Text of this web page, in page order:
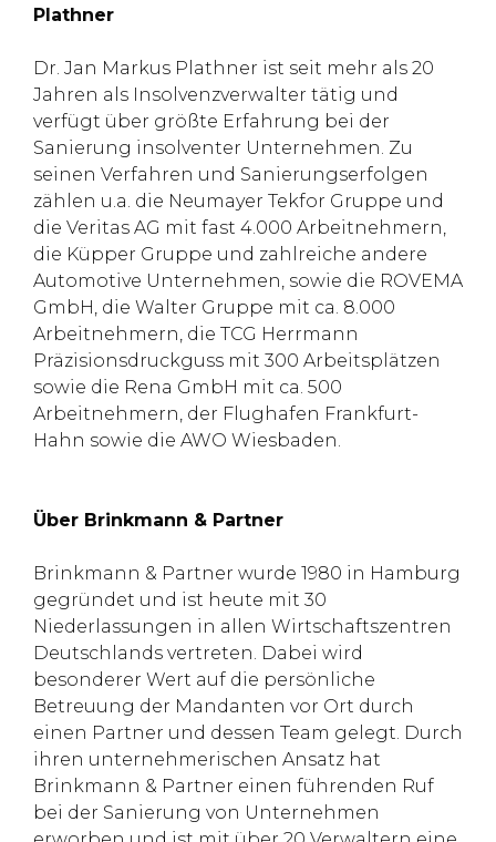
Plathner
Dr. Jan Markus Plathner ist seit mehr als 20
Jahren als Insolvenzverwalter tätig und
verfügt über größte Erfahrung bei der
Sanierung insolventer Unternehmen. Zu
seinen Verfahren und Sanierungserfolgen
zählen u.a. die Neumayer Tekfor Gruppe und
die Veritas AG mit fast 4.000 Arbeitnehmern,
die Küpper Gruppe und zahlreiche andere
Automotive Unternehmen, sowie die ROVEMA
GmbH, die Walter Gruppe mit ca. 8.000
Arbeitnehmern, die TCG Herrmann
Präzisionsdruckguss mit 300 Arbeitsplätzen
sowie die Rena GmbH mit ca. 500
Arbeitnehmern, der Flughafen Frankfurt-
Hahn sowie die AWO Wiesbaden.
Über Brinkmann & Partner
Brinkmann & Partner wurde 1980 in Hamburg
gegründet und ist heute mit 30
Niederlassungen in allen Wirtschaftszentren
Deutschlands vertreten. Dabei wird
besonderer Wert auf die persönliche
Betreuung der Mandanten vor Ort durch
einen Partner und dessen Team gelegt. Durch
ihren unternehmerischen Ansatz hat
Brinkmann & Partner einen führenden Ruf
bei der Sanierung von Unternehmen